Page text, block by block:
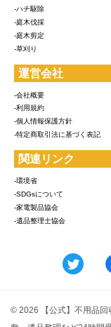
-ハチ駆除
-庭木伐採
-庭木剪定
-草刈り
運営会社
-会社概要
-利用規約
-個人情報保護方針
-特定商取引法に基づく表記
関連リンク
-環境省
-SDGsについて
-家電製品協会
-遺品整理士協会
© 2026 【公式】不用品回